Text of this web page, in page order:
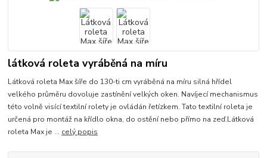
látková roleta vyráběná na míru
Látková roleta Max šíře do 130-ti cm vyráběná na míru silná hřídel
velkého průměru dovoluje zastínění velkých oken. Navíjecí mechanismus
této volně visící textilní rolety je ovládán řetízkem. Tato textilní roleta je
určená pro montáž na křídlo okna, do ostění nebo přímo na zeď.Látková
roleta Max je ... celý popis